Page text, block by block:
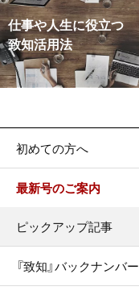
仕事や人生に役立つ
致知活用法
初めての方へ
最新号のご案内
ピックアップ記事
『致知』バックナンバー